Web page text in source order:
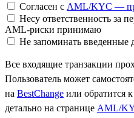
Согласен с AML/KYC —
Несу ответственность за
AML-риски принимаю
Не запоминать введенные
Все входящие транзакции
Пользователь может
на BestChange или обратится к
детально на странице AML/